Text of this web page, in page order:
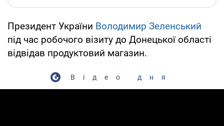
Президент України Володимир Зеленський
під час робочого візиту до Донецької області
відвідав продуктовий магазин.
Відео дня